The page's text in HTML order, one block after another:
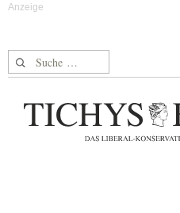
Suche nach: